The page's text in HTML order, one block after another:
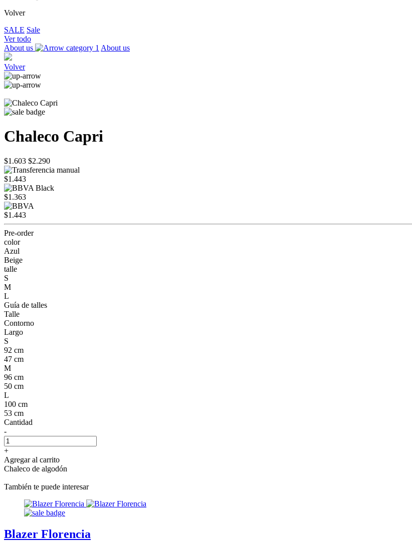
Volver
SALE Sale
Ver todo
About us
About us
Volver
Chaleco Capri
$1.603 $2.290
$1.443
$1.363
$1.443
Pre-order
color
Azul
Beige
talle
S
M
L
Guía de talles
Talle
Contorno
Largo
S
92 cm
47 cm
M
96 cm
50 cm
L
100 cm
53 cm
Cantidad
-
+
Agregar al carrito
Chaleco de algodón
También te puede interesar
Blazer Florencia